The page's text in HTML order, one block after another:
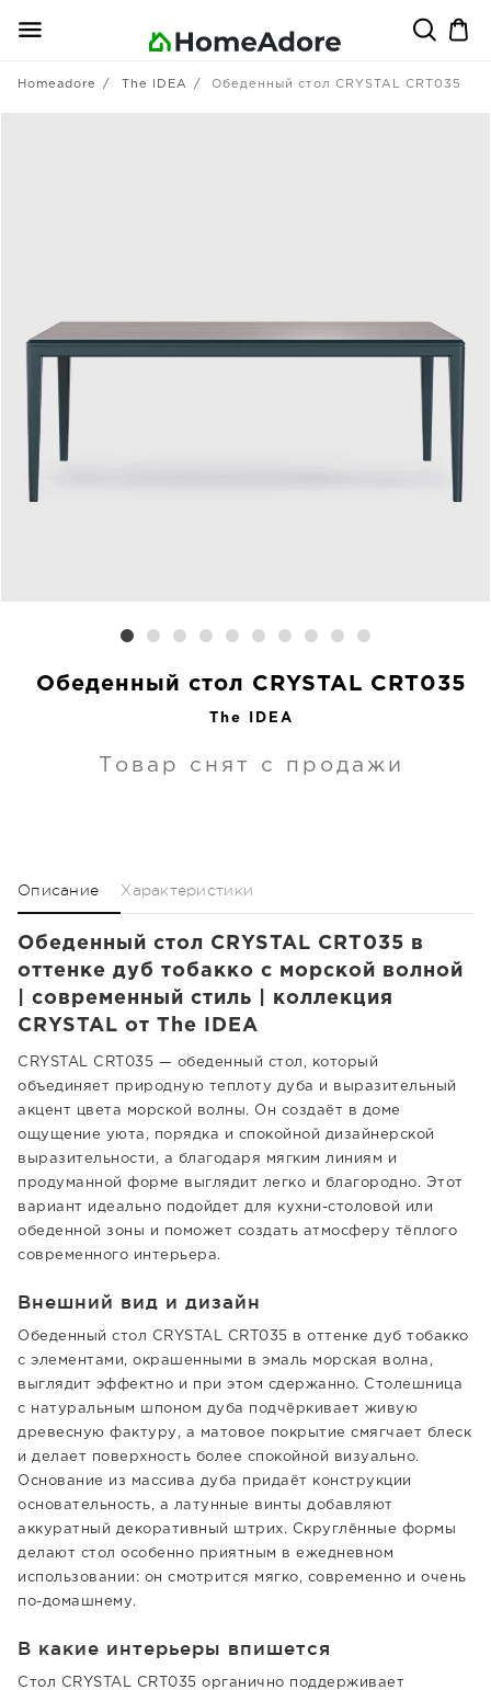
Homeadore The IDEA Обеденный стол CRYSTAL CRT035
Обеденный стол CRYSTAL CRT035
The IDEA
Товар снят с продажи
Описание Характеристики
Обеденный стол CRYSTAL CRT035 в
оттенке дуб тобакко с морской волной
| современный стиль | коллекция
CRYSTAL от The IDEA
CRYSTAL CRT035 — обеденный стол, который
объединяет природную теплоту дуба и выразительный
акцент цвета морской волны. Он создаёт в доме
ощущение уюта, порядка и спокойной дизайнерской
выразительности, а благодаря мягким линиям и
продуманной форме выглядит легко и благородно. Этот
вариант идеально подойдет для кухни-столовой или
обеденной зоны и поможет создать атмосферу тёплого
современного интерьера.
Внешний вид и дизайн
Обеденный стол CRYSTAL CRT035 в оттенке дуб тобакко
с элементами, окрашенными в эмаль морская волна,
выглядит эффектно и при этом сдержанно. Столешница
с натуральным шпоном дуба подчёркивает живую
древесную фактуру, а матовое покрытие смягчает блеск
и делает поверхность более спокойной визуально.
Основание из массива дуба придаёт конструкции
основательность, а латунные винты добавляют
аккуратный декоративный штрих. Скруглённые формы
делают стол особенно приятным в ежедневном
использовании: он смотрится мягко, современно и очень
по-домашнему.
В какие интерьеры впишется
Стол CRYSTAL CRT035 органично поддерживает